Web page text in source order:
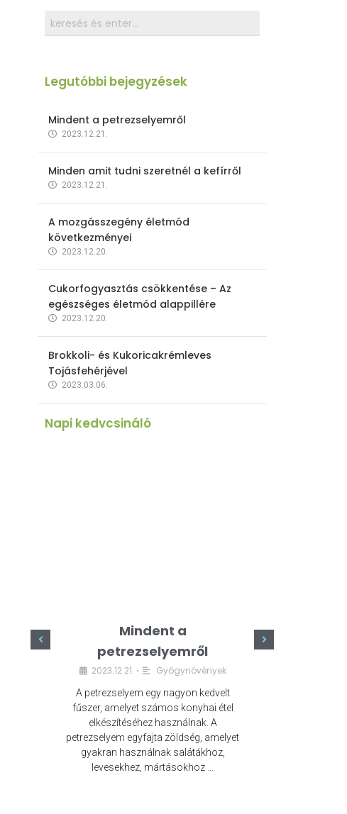
Legutóbbi bejegyzések
Mindent a petrezselyemről
2023.12.21.
Minden amit tudni szeretnél a kefírről
2023.12.21.
A mozgásszegény életmód
következményei
2023.12.20.
Cukorfogyasztás csökkentése – Az
egészséges életmód alappillére
2023.12.20.
Brokkoli- és Kukoricakrémleves
Tojásfehérjével
2023.03.06.
Napi kedvcsináló
Mindent a
petrezselyemről
2023.12.21. • Gyógynövények
A petrezselyem egy nagyon kedvelt
fűszer, amelyet számos konyhai étel
elkészítéséhez használnak. A
petrezselyem egyfajta zöldség, amelyet
gyakran használnak salátákhoz,
levesekhez, mártásokhoz …